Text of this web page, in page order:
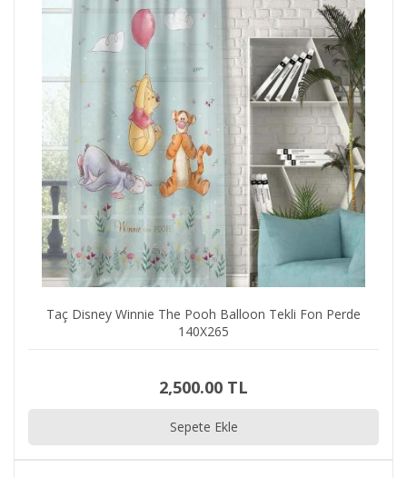
Taç Disney Winnie The Pooh Balloon Tekli Fon Perde
140X265
2,500.00 TL
Sepete Ekle